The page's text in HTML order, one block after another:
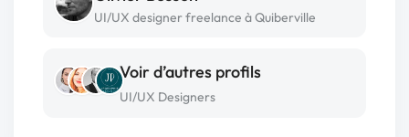
UI/UX designer freelance à Quiberville
Voir d’autres profils
UI/UX Designers